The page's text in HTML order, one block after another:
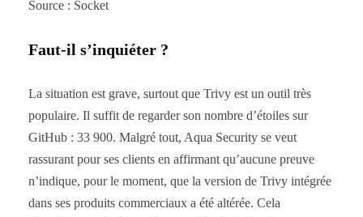
Source : Socket
Faut-il s’inquiéter ?
La situation est grave, surtout que Trivy est un outil très
populaire. Il suffit de regarder son nombre d’étoiles sur
GitHub : 33 900. Malgré tout, Aqua Security se veut
rassurant pour ses clients en affirmant qu’aucune preuve
n’indique, pour le moment, que la version de Trivy intégrée
dans ses produits commerciaux a été altérée. Cela